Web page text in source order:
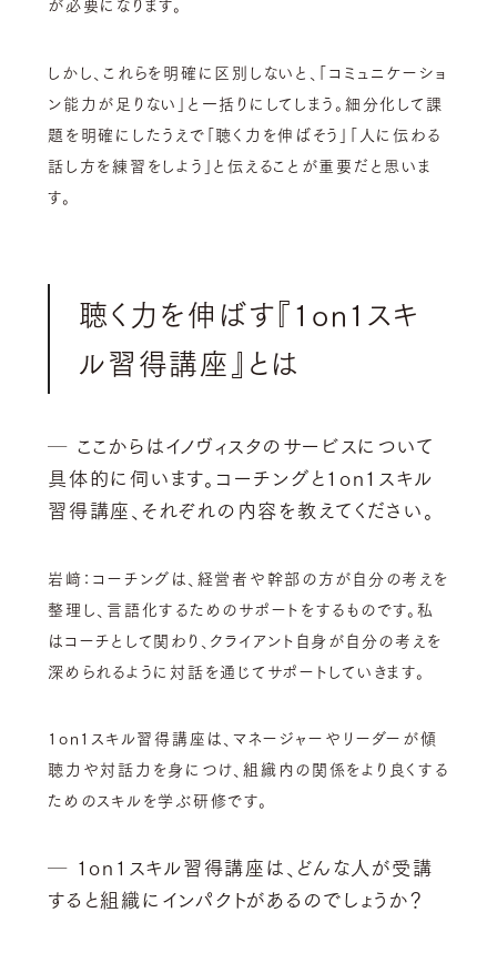
が必要になります。
しかし、これらを明確に区別しないと、「コミュニケーショ
ン能力が足りない」と一括りにしてしまう。細分化して課
題を明確にしたうえで「聴く力を伸ばそう」「人に伝わる
話し方を練習をしよう」と伝えることが重要だと思いま
す。
聴く力を伸ばす『1on1スキ
ル習得講座』とは
─ ここからはイノヴィスタのサービスについて
具体的に伺います。コーチングと1on1スキル
習得講座、それぞれの内容を教えてください。
岩﨑：コーチングは、経営者や幹部の方が自分の考えを
整理し、言語化するためのサポートをするものです。私
はコーチとして関わり、クライアント自身が自分の考えを
深められるように対話を通じてサポートしていきます。
1on1スキル習得講座は、マネージャーやリーダーが傾
聴力や対話力を身につけ、組織内の関係をより良くする
ためのスキルを学ぶ研修です。
─ 1on1スキル習得講座は、どんな人が受講
すると組織にインパクトがあるのでしょうか？